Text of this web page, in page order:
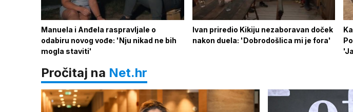
Manuela i Anđela raspravljale o
odabiru novog vođe: 'Nju nikad ne bih
mogla staviti'
Ivan priredio Kikiju nezaboravan doček
nakon duela: 'Dobrodošlica mi je fora'
Pročitaj na Net.hr